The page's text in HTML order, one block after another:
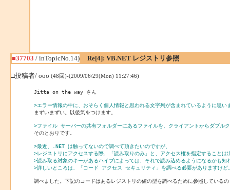
■37703 / inTopicNo.14) Re[4]: VB.NET レジストリ参照
□投稿者/ ooo (48回)-(2009/06/29(Mon) 11:27:46)
Jitta on the way さん
>エラー情報の中に、おそらく個人情報と思われる文字列が含まれているように思い
まずいまずい。以後気をつけます。
>ファイル サーバーの共有フォルダーにあるファイルを、クライアントからダブル
そのとおりです。
>最近、.NET は触ってないので調べて頂きたいのですが、
>レジストリにアクセスする際、「読み取りのみ」と、アクセス権を指定することは
>読み取る対象のキーがあるハイブによっては、それで読み込めるようになるかも知
>詳しいところは、「コード アクセス セキュリティ」を調べる必要がありますけど
調べました。下記のコードはあるレジストリの値の型を調べるために参照している